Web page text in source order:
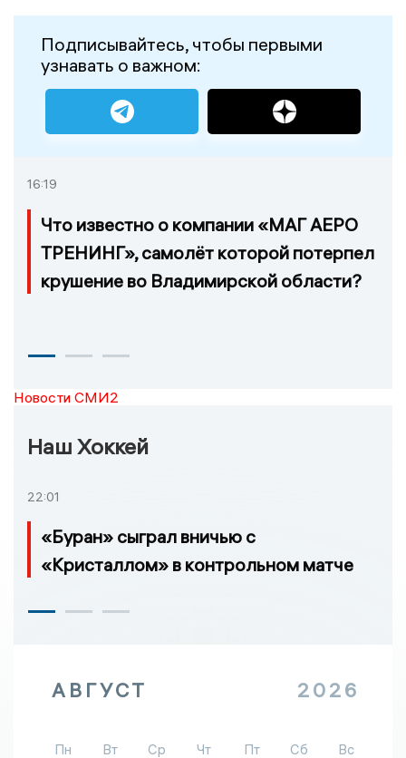
Подписывайтесь, чтобы первыми
узнавать о важном:
16:19
Что известно о компании «МАГ АЕРО
ТРЕНИНГ», самолёт которой потерпел
крушение во Владимирской области?
Новости СМИ2
Наш Хоккей
22:01
«Буран» сыграл вничью с
«Кристаллом» в контрольном матче
АВГУСТ 2026
Пн Вт Ср Чт Пт Сб Вс